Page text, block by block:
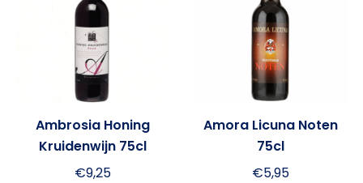
Ambrosia Honing
Kruidenwijn 75cl
€9,25
Amora Licuna Noten
75cl
€5,95